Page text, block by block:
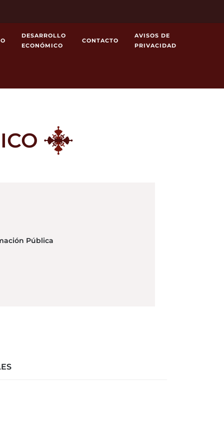
DESARROLLO
ECONÓMICO
CONTACTO
AVISOS DE
PRIVACIDAD
Pública